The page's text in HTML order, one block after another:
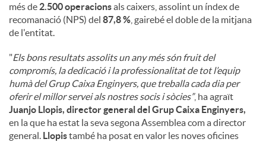
més de 2.500 operacionsals caixers, assolint un índex de
recomanació (NPS) del 87,8 % , gairebé el doble de la mitjana
de l'entitat.
"Els bons resultats assolits un any més són fruit del
compromís, la dedicació i la professionalitat de tot l’equip
humà del Grup Caixa Enginyers, que treballa cada dia per
oferir el millor servei als nostres socis i sòcies”, ha agraït
Juanjo Llopis, director general del Grup Caixa Enginyers,
en la que ha estat la seva segona Assemblea com a director
general. Llopistambé ha posat en valor les noves oficines